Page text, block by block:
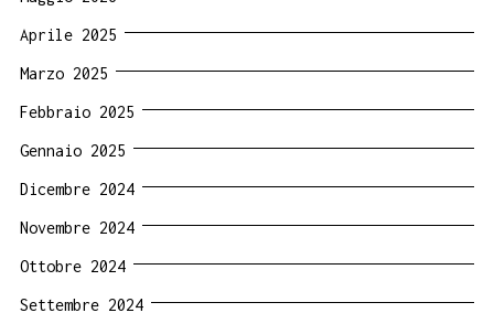
Aprile 2025
Marzo 2025
Febbraio 2025
Gennaio 2025
Dicembre 2024
Novembre 2024
Ottobre 2024
Settembre 2024